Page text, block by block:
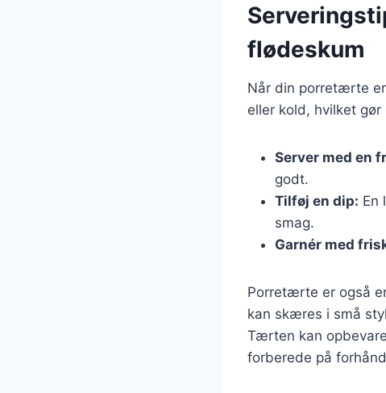
flødeskum
Når din porretærte
eller kold, hvilket
Server med en
godt.
Tilføj en dip: En
smag.
Garnér med
Porretærte er også
kan skæres i små
Tærten kan
forberede på